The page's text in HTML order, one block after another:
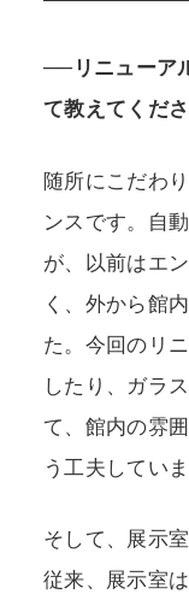
──リニューア
て教えてくださ
随所にこだわ
ンスです。自
が、以前はエ
く、外から館
た。今回のリ
したり、ガラ
て、館内の雰
う工夫していま
そして、展示
従来、展示室